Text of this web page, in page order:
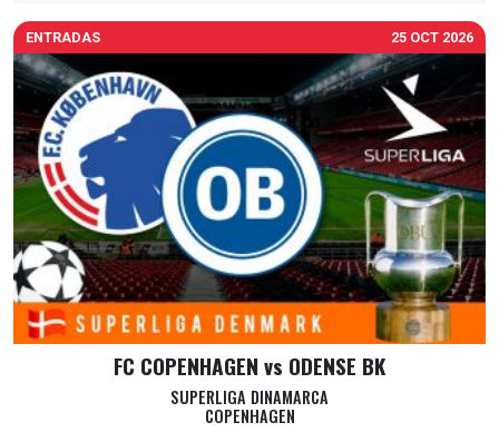
ENTRADAS 25 OCT 2026
FC COPENHAGEN vs ODENSE BK
SUPERLIGA DINAMARCA
COPENHAGEN